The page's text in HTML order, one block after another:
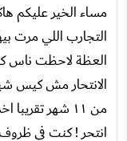
مساء الخير عليكم
التجارب اللي مرت
العظة لاحظت ناس
الانتحار مش كيس
من ١١ شهر
انتحر ! كنت في